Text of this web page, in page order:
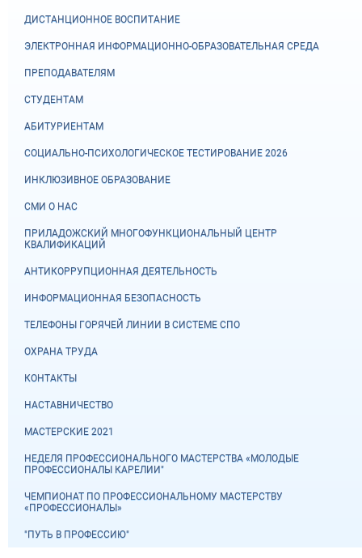
ДИСТАНЦИОННОЕ ВОСПИТАНИЕ
ЭЛЕКТРОННАЯ ИНФОРМАЦИОННО-ОБРАЗОВАТЕЛЬНАЯ СРЕДА
ПРЕПОДАВАТЕЛЯМ
СТУДЕНТАМ
АБИТУРИЕНТАМ
СОЦИАЛЬНО-ПСИХОЛОГИЧЕСКОЕ ТЕСТИРОВАНИЕ 2026
ИНКЛЮЗИВНОЕ ОБРАЗОВАНИЕ
СМИ О НАС
ПРИЛАДОЖСКИЙ МНОГОФУНКЦИОНАЛЬНЫЙ ЦЕНТР
КВАЛИФИКАЦИЙ
АНТИКОРРУПЦИОННАЯ ДЕЯТЕЛЬНОСТЬ
ИНФОРМАЦИОННАЯ БЕЗОПАСНОСТЬ
ТЕЛЕФОНЫ ГОРЯЧЕЙ ЛИНИИ В СИСТЕМЕ СПО
ОХРАНА ТРУДА
КОНТАКТЫ
НАСТАВНИЧЕСТВО
МАСТЕРСКИЕ 2021
НЕДЕЛЯ ПРОФЕССИОНАЛЬНОГО МАСТЕРСТВА «МОЛОДЫЕ
ПРОФЕССИОНАЛЫ КАРЕЛИИ"
ЧЕМПИОНАТ ПО ПРОФЕССИОНАЛЬНОМУ МАСТЕРСТВУ
«ПРОФЕССИОНАЛЫ»
"ПУТЬ В ПРОФЕССИЮ"